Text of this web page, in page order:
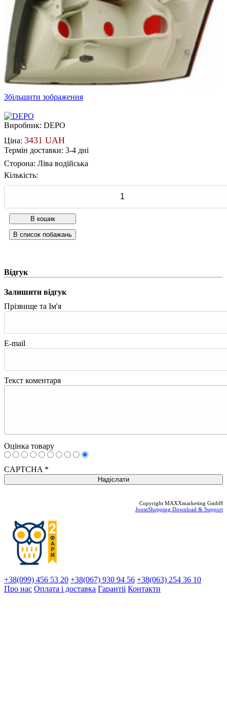
Збільшити зображення
Виробник: DEPO
Ціна: 3431 UAH
Термін доставки: 3-4 дні
Сторона: Ліва водійська
Кількість:
Відгук
Залишити відгук
Прізвище та Ім'я
E-mail
Текст коментаря
Оцінка товару
CAPTCHA *
Copyright MAXXmarketing GmbH
JoomShopping Download & Support
+38(099) 456 53 20 +38(067) 930 94 56 +38(063) 254 36 10
Про нас Оплата і доставка Гарантіi Контакти